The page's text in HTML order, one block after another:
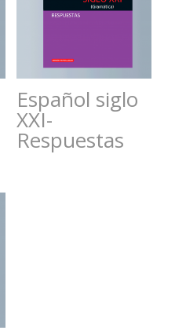
Español siglo
XXI-
Respuestas